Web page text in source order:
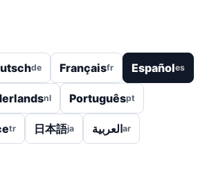
de Françaisfr Españoles
nl Portuguêspt
tr 日本語ja العربيةar